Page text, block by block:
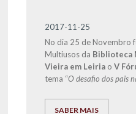
2017-11-25
No dia 25 de Novembro
Multiusos da Biblioteca
Vieira em Leiria o V
tema “O desafio dos pais
SABER MAIS